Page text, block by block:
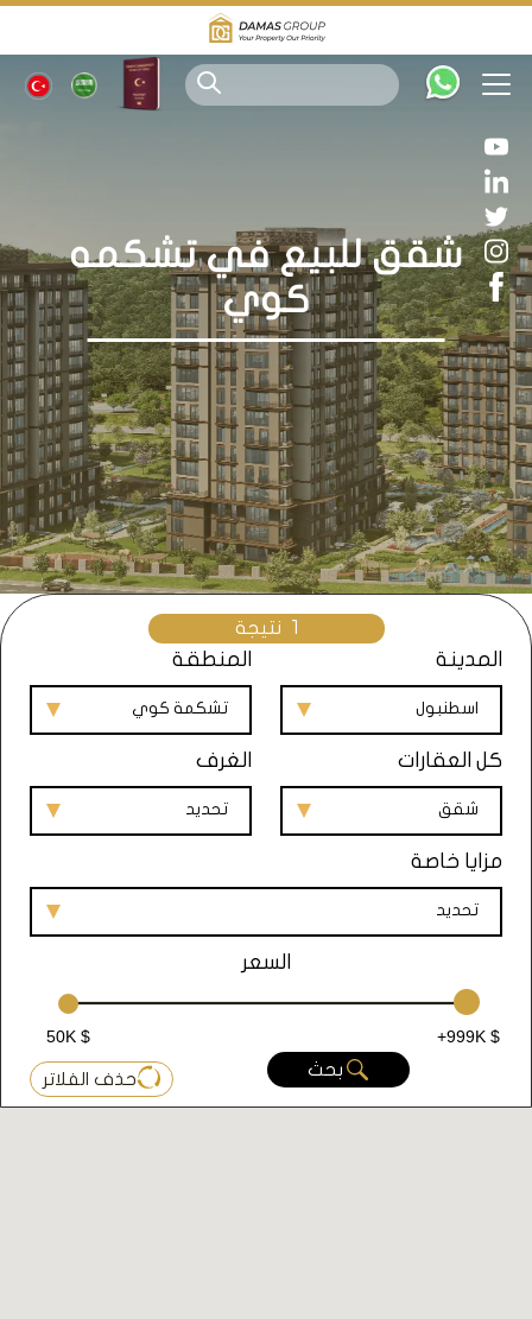
شقق للبيع في تشكمه
كوي
1 نتيجة
المدينة
اسطنبول
المنطقة
تشكمة كوي
كل العقارات
شقق
الغرف
تحديد
مزايا خاصة
تحديد
السعر
50K $
+999K $
بحث
حذف الفلاتر